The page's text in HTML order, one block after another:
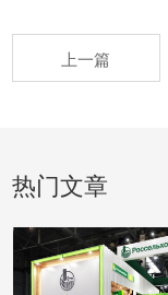
上一篇
热门文章